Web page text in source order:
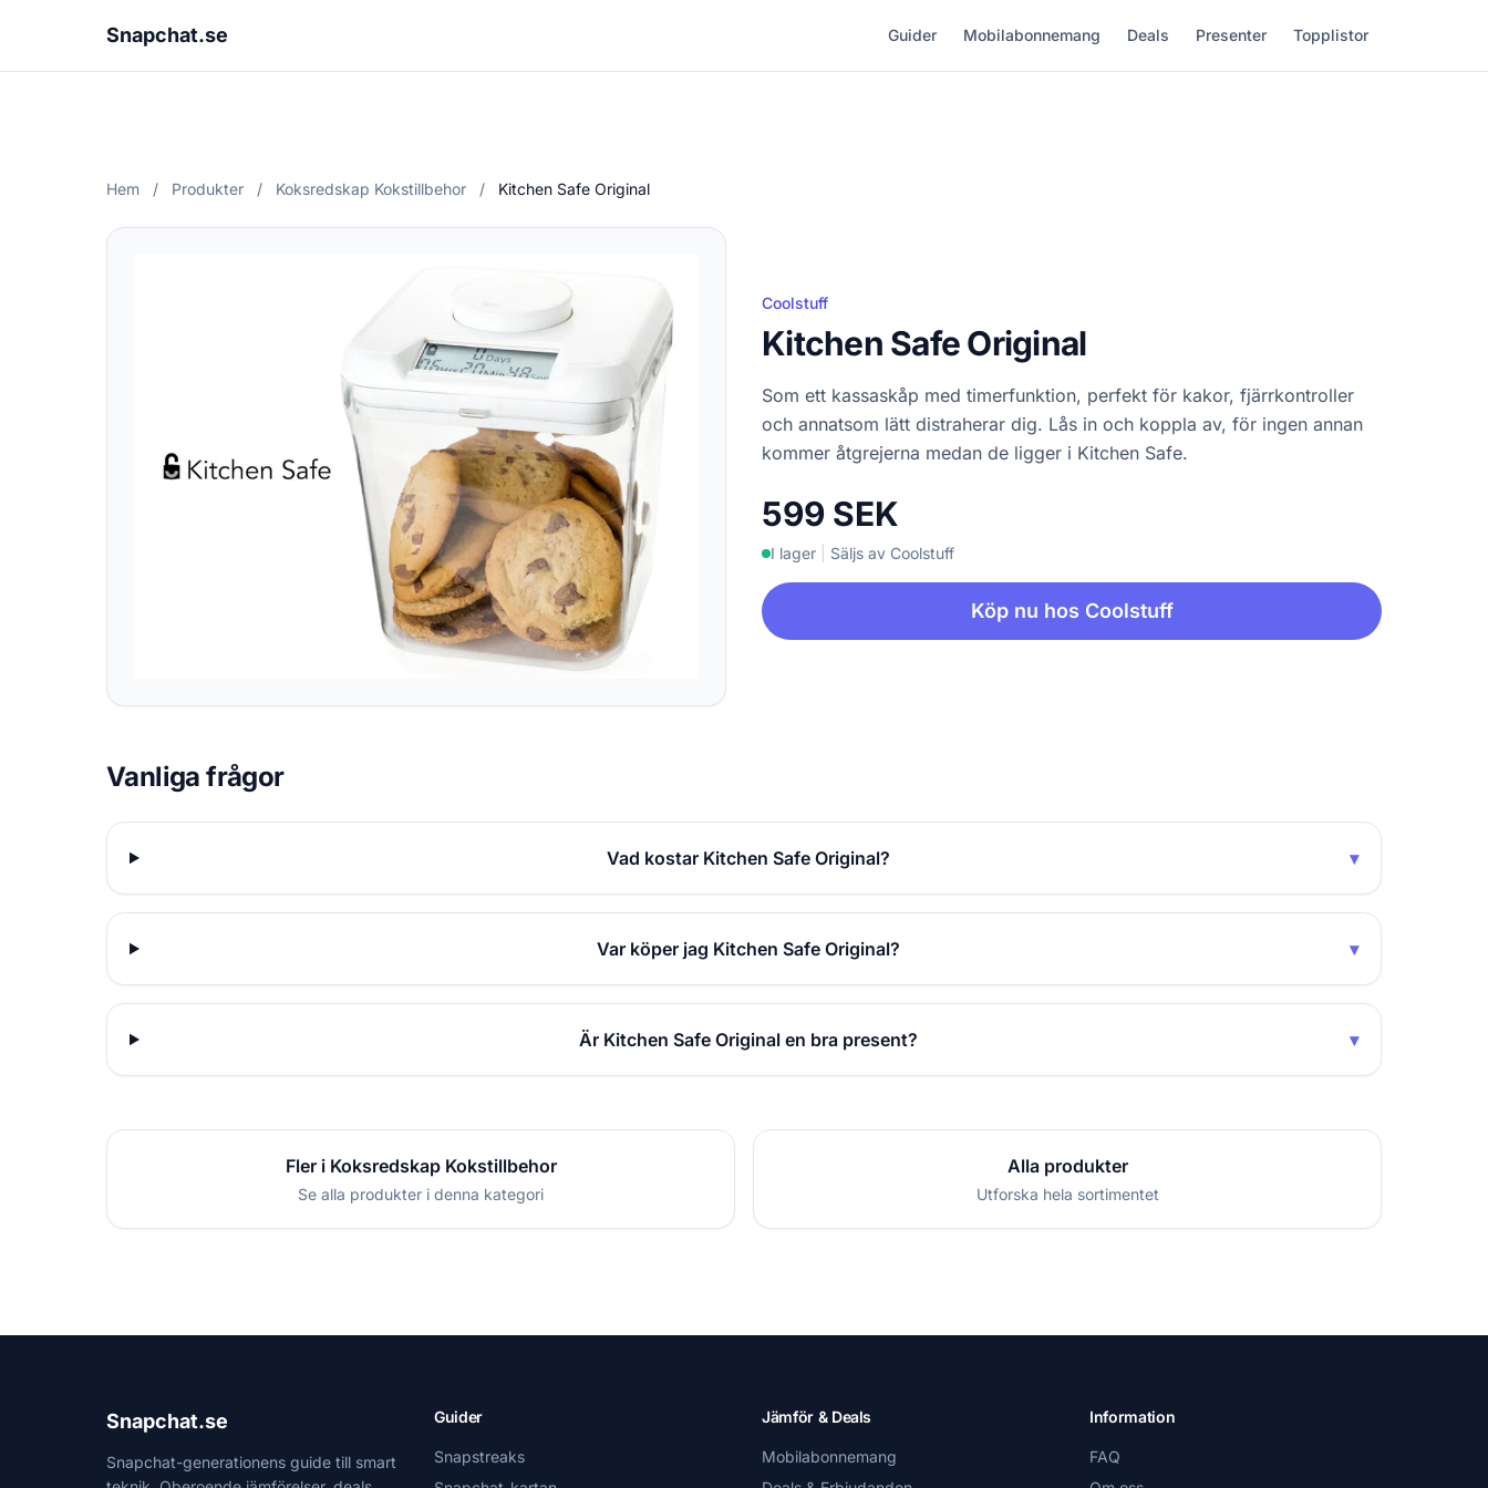
Snapchat.se Guider Mobilabonnemang Deals Presenter Topplistor
Hem / Produkter / Koksredskap Kokstillbehor / Kitchen Safe Original
Coolstuff
Kitchen Safe Original
Som ett kassaskåp med timerfunktion, perfekt för kakor, fjärrkontroller
och annatsom lätt distraherar dig. Lås in och koppla av, för ingen annan
kommer åtgrejerna medan de ligger i Kitchen Safe.
599 SEK
I lager Säljs av Coolstuff
Köp nu hos Coolstuff
Vanliga frågor
Vad kostar Kitchen Safe Original? ▾
Var köper jag Kitchen Safe Original? ▾
Är Kitchen Safe Original en bra present? ▾
Fler i Koksredskap Kokstillbehor
Se alla produkter i denna kategori
Alla produkter
Utforska hela sortimentet
Snapchat.se
Snapchat-generationens guide till smart
Guider
Snapstreaks
Jämför & Deals
Mobilabonnemang
Information
FAQ